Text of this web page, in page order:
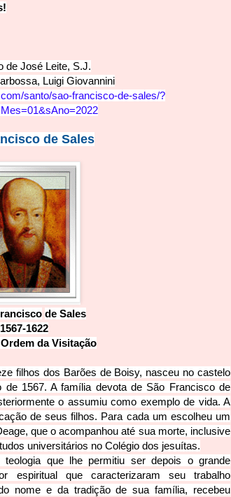
de José Leite, S.J.
Luigi Giovannini
santo/sao-francisco-de-sales/?
de Sales
de Sales
1567-1622
da Visitação
filhos dos Barões de Boisy, nasceu no castelo
1567. A família devota de São Francisco de
o assumiu como exemplo de vida. A
de seus filhos. Para cada um escolheu um
que o acompanhou até sua morte, inclusive
universitários no Colégio dos jesuítas.
teologia que lhe permitiu ser depois o grande
espiritual que caracterizaram seu trabalho
nome e da tradição de sua família, recebeu